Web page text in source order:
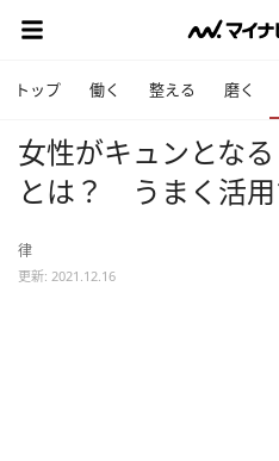
トップ 働く 整える 磨く
女性がキュンとなる
とは？ うまく活
律
更新: 2021.12.16